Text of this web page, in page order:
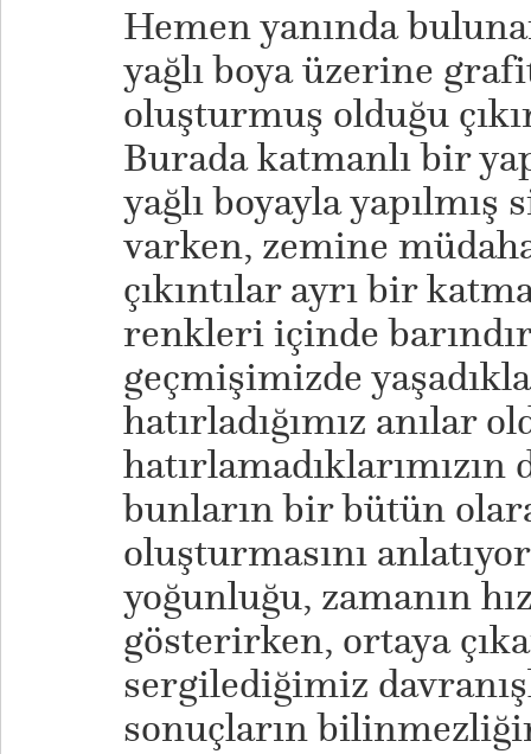
Hemen yanında
yağlı boya üzerine
oluşturmuş olduğu
Burada katmanlı bir
yağlı boyayla
varken, zemine
çıkıntılar ayrı bir
renkleri içinde
geçmişimizde
hatırladığımız anılar
hatırlamadıklarımızın
bunların bir bütün
oluşturmasını
yoğunluğu, zamanın
gösterirken, ortaya
sergilediğimiz
sonuçların